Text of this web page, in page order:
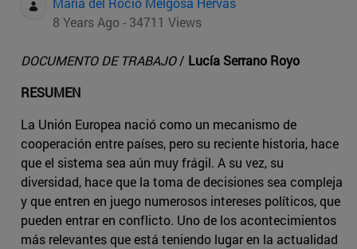
8 Years Ago - 34711 Views
DOCUMENTO DE TRABAJO/ Lucía Serrano Royo
RESUMEN
La Unión Europea nació como un mecanismo de
cooperación entre países, pero su reciente historia, hace
que el sistema sea aún muy frágil. A su vez, su
diversidad, hace que la toma de decisiones sea compleja
y que entren en juego numerosos intereses políticos, que
pueden entrar en conflicto. Uno de los acontecimientos
más relevantes que está teniendo lugar en la actualidad